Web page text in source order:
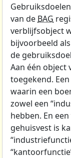
van de BAG
verblijfsobject
bijvoorbeeld
de
Aan één object
toegekend.
waarin een
zowel een
hebben. En
gehuisvest is